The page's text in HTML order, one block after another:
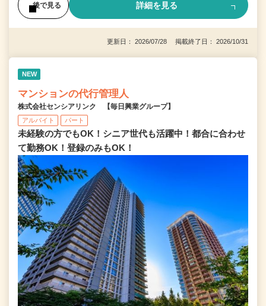
後で見る 詳細を見る
更新日： 2026/07/28 掲載終了日： 2026/10/31
NEW
マンションの代行管理人
株式会社センシアリンク 【毎日興業グループ】
アルバイト パート
未経験の方でもOK！シニア世代も活躍中！都合に合わせ
て勤務OK！登録のみもOK！